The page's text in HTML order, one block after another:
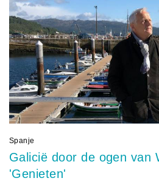
Spanje
Galicië door de ogen van
'Genieten'